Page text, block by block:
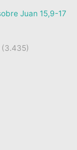
Juan 15,9-17
(3.435)